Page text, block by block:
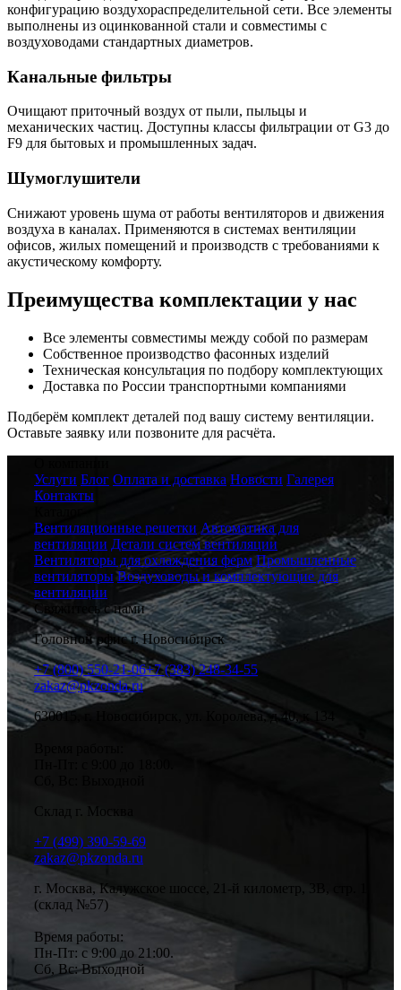
конфигурацию воздухораспределительной сети. Все элементы
выполнены из оцинкованной стали и совместимы с
воздуховодами стандартных диаметров.
Канальные фильтры
Очищают приточный воздух от пыли, пыльцы и
механических частиц. Доступны классы фильтрации от G3 до
F9 для бытовых и промышленных задач.
Шумоглушители
Снижают уровень шума от работы вентиляторов и движения
воздуха в каналах. Применяются в системах вентиляции
офисов, жилых помещений и производств с требованиями к
акустическому комфорту.
Преимущества комплектации у нас
Все элементы совместимы между собой по размерам
Собственное производство фасонных изделий
Техническая консультация по подбору комплектующих
Доставка по России транспортными компаниями
Подберём комплект деталей под вашу систему вентиляции.
Оставьте заявку или позвоните для расчёта.
Услуги Блог Оплата и доставка Новости Галерея
Контакты
Вентиляционные решетки Автоматика для
вентиляции Детали систем вентиляции
Вентиляторы для охлаждения ферм Промышленные
вентиляторы Воздуховоды и комплектующие для
вентиляции
Свяжитесь с нами
Головной офис г. Новосибирск
+7 (800) 550-21-06+7 (383) 248-34-55
zakaz@pkzonda.ru
630015, г. Новосибирск, ул. Королева, д.40, к 134
Склад г. Москва
+7 (499) 390-59-69
zakaz@pkzonda.ru
г. Москва, Калужское шоссе, 21-й километр, 3В, стр. 1
(склад №57)
Время работы:
Пн-Пт: с 9:00 до 21:00.
Сб, Вс: Выходной